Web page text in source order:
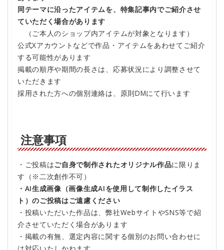
同テーマに沿ったアイテムを、特集記事内でご紹介させ
ていただく場合があります
（ご本人のショップ内アイテムが対象となります）
公式Xアカウントなどで作品・アイテムをあわせてご紹介
する可能性があります
掲載の順序や期間の長さは、応募状況により調整させて
いただきます
採用された方への個別連絡は、原則DMにて行います
注意事項
・ご投稿はご自身で制作されたオリジナル作品に限りま
す（※二次創作不可）
・AI生成画像（画像生成AIを使用して制作したイラス
ト）のご投稿はご遠慮ください
・投稿いただいた作品は、弊社WebサイトやSNS等で紹
介させていただく場合があります
・掲載の有無、選定内容に関する個別のお問い合わせに